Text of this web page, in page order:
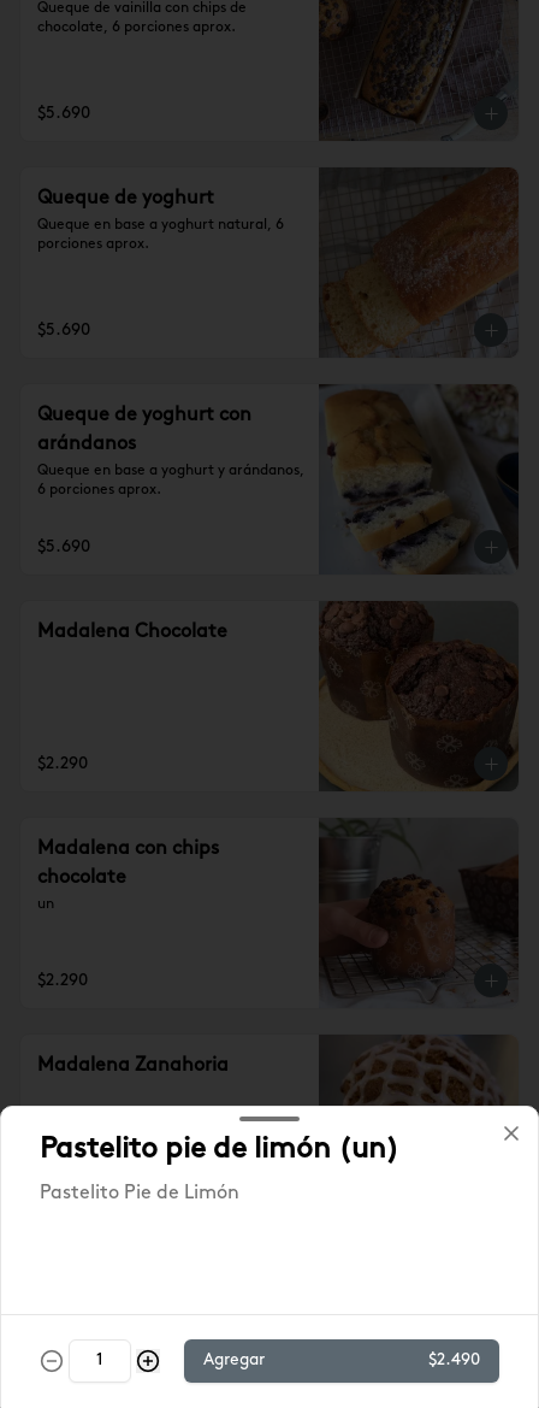
Queque de vainilla con chips de
chocolate, 6 porciones aprox.
$5.690
Queque de yoghurt
Queque en base a yoghurt natural, 6
porciones aprox.
$5.690
Queque de yoghurt con
arándanos
Queque en base a yoghurt y arándanos,
6 porciones aprox.
$5.690
Madalena Chocolate
$2.290
Madalena con chips
chocolate
un
$2.290
Madalena Zanahoria
$2.290
Pastelito pie de limón (un)
Pastelito Pie de Limón
Agregar $2.490